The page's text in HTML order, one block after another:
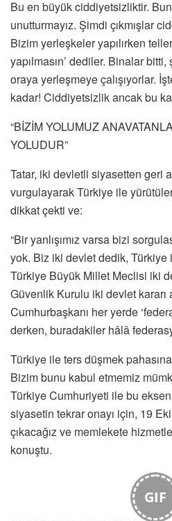
Bu en büyük ciddiyetsizliktir.
unutturmayız. Şimdi çıkmışlar
Bizim yerleşkeler yapılırken
yapılmasın’ dediler. Binalar
oraya yerleşmeye çalışıyorlar.
kadar! Ciddiyetsizlik ancak bu
“BİZİM YOLUMUZ
YOLUDUR”
Tatar, iki devletli siyasetten geri
vurgulayarak Türkiye ile
dikkat çekti ve:
“Bir yanlışımız varsa bizi
yok. Biz iki devlet dedik, Türkiye
Türkiye Büyük Millet Meclisi iki
Güvenlik Kurulu iki devlet kararı
Cumhurbaşkanı her yerde
derken, buradakiler hâlâ
Türkiye ile ters düşmek
Bizim bunu kabul etmemiz
Türkiye Cumhuriyeti ile bu
siyasetin tekrar onayı için, 19
çıkacağız ve memlekete
konuştu.
GIF